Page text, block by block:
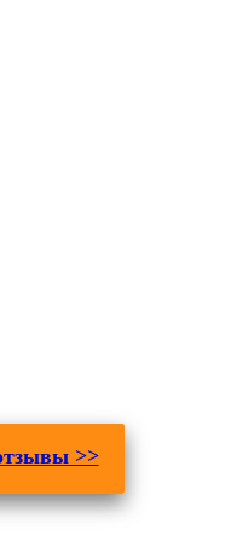
>>